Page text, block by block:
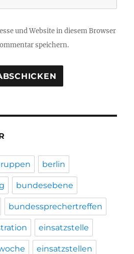
und Website in diesem Browser
speichern.
berlin
bundesebene
bundessprechertreffen
einsatzstelle
einsatzstellen